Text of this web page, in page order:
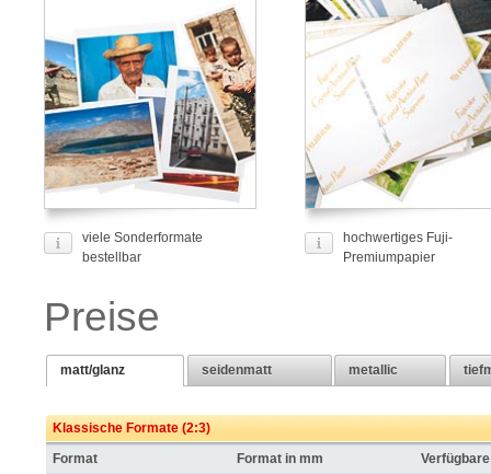
viele Sonderformate
bestellbar
hochwertiges Fuji-
Premiumpapier
Preise
matt/glanz seidenmatt metallic
Klassische Formate (2:3)
Format
Format in mm